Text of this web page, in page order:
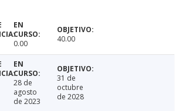
0.00 40.00
28 de
agosto
de 2023
31 de
octubre
de 2028